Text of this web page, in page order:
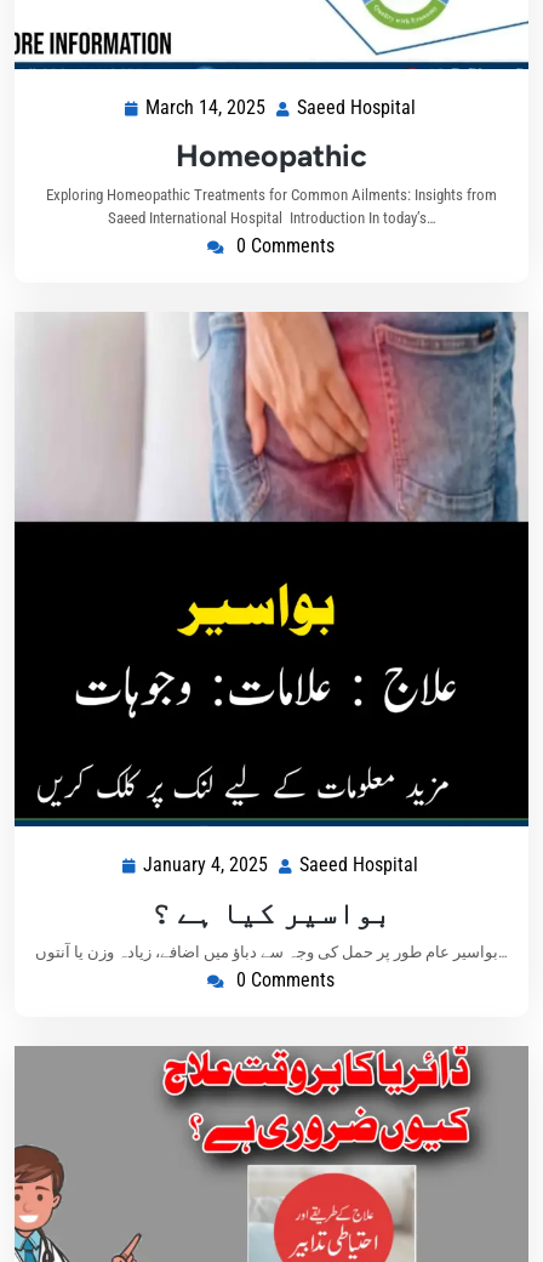
March 14, 2025 Saeed Hospital
Homeopathic
Exploring Homeopathic Treatments for Common Ailments: Insights from
Saeed International Hospital ​ Introduction In today’s…
0 Comments
January 4, 2025 Saeed Hospital
بواسیر کیا ہے ؟
بواسیر عام طور پر حمل کی وجہ سے دباؤ میں اضافے، زیادہ وزن یا آنتوں…
0 Comments